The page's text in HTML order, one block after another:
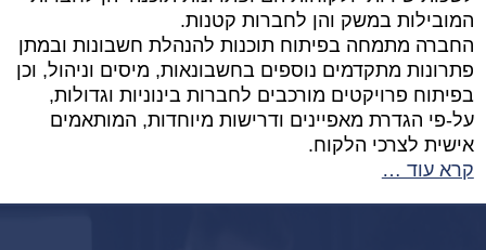
המובילות במשק והן לחברות קטנות.
החברה מתמחה בפיתוח תוכנות להנהלת חשבונות ובמתן
פתרונות מתקדמים נוספים בחשבונאות, מיסים וניהול, וכן
בפיתוח פרויקטים מורכבים לחברות בינוניות וגדולות,
על-פי הגדרת מאפיינים ודרישות מיוחדות, המותאמים
אישית לצרכי הלקוח.
קרא עוד …